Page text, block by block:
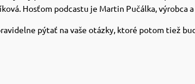
Hosťom podcastu je Martin Pučálka,
pýtať na vaše otázky, ktoré potom tiež